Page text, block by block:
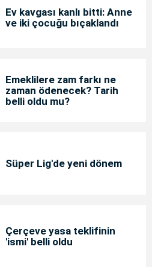
Ev kavgası kanlı bitti: Anne
ve iki çocuğu bıçaklandı
Emeklilere zam farkı ne
zaman ödenecek? Tarih
belli oldu mu?
Süper Lig'de yeni dönem
Çerçeve yasa teklifinin
'ismi' belli oldu